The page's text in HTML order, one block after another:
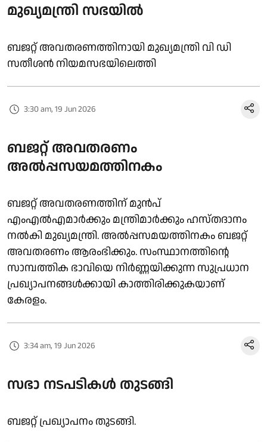
മുഖ്യമന്ത്രി സഭയിൽ
ബജറ്റ് അവതരണത്തിനായി മുഖ്യമന്ത്രി വി ഡി
സതീശൻ നിയമസഭയിലെത്തി
3:30 am, 19 Jun 2026
ബജറ്റ് അവതരണം
അൽപ്പസയമത്തിനകം
ബജറ്റ് അവതരണത്തിന് മുൻപ്
എംഎൽഎമാർക്കും മന്ത്രിമാർക്കും ഹസ്തദാനം
നൽകി മുഖ്യമന്ത്രി. അൽപ്പസമയത്തിനകം ബജറ്റ്
അവതരണം ആരംഭിക്കും. സംസ്ഥാനത്തിന്റെ
സാമ്പത്തിക ഭാവിയെ നിർണ്ണയിക്കുന്ന സുപ്രധാന
പ്രഖ്യാപനങ്ങൾക്കായി കാത്തിരിക്കുകയാണ്
കേരളം.
3:34 am, 19 Jun 2026
സഭാ നടപടികൾ തുടങ്ങി
ബജറ്റ് പ്രഖ്യാപനം തുടങ്ങി.